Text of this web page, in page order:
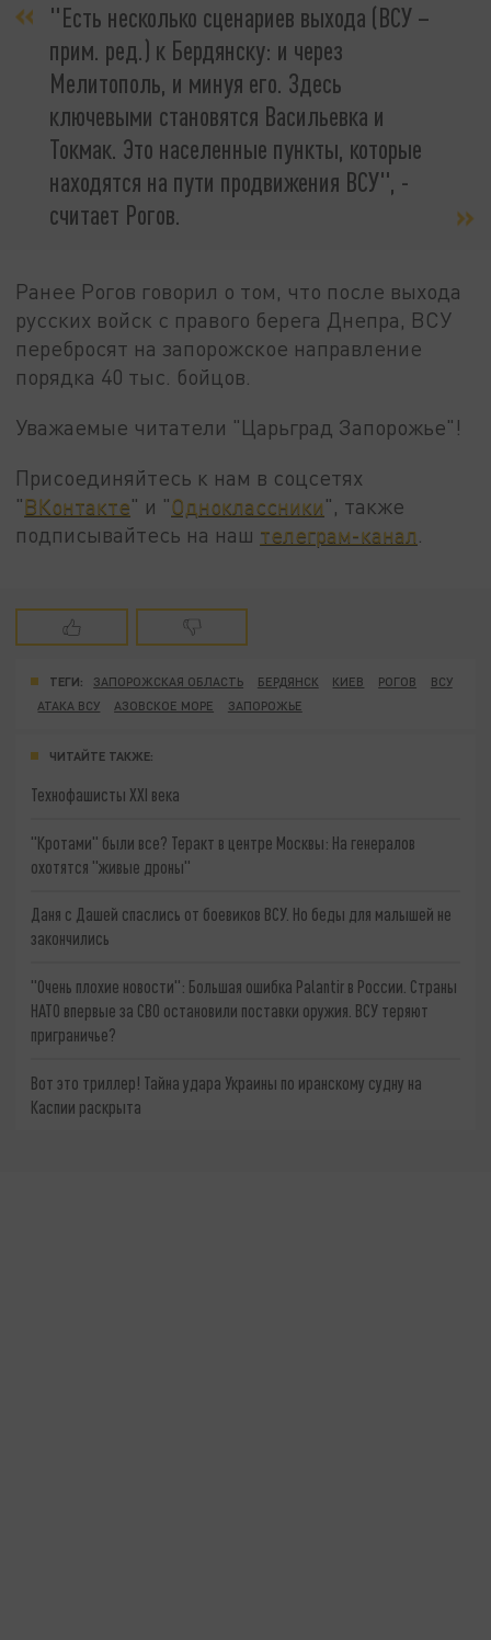
"Есть несколько сценариев выхода (ВСУ –
прим. ред.) к Бердянску: и через
Мелитополь, и минуя его. Здесь
ключевыми становятся Васильевка и
Токмак. Это населенные пункты, которые
находятся на пути продвижения ВСУ", -
считает Рогов.
Ранее Рогов говорил о том, что после выхода
русских войск с правого берега Днепра, ВСУ
перебросят на запорожское направление
порядка 40 тыс. бойцов.
Уважаемые читатели "Царьград Запорожье"!
Присоединяйтесь к нам в соцсетях
"ВКонтакте" и "Одноклассники", также
подписывайтесь на наш телеграм-канал
ТЕГИ: ЗАПОРОЖСКАЯ ОБЛАСТЬ БЕРДЯНСК КИЕВ РОГОВ
ВСУ
АТАКА ВСУ
АЗОВСКОЕ МОРЕ ЗАПОРОЖЬЕ
ЧИТАЙТЕ ТАКЖЕ:
Технофашисты XXI века
"Кротами" были все? Теракт в центре Москвы: На генералов
охотятся "живые дроны"
Даня с Дашей спаслись от боевиков ВСУ. Но беды для малышей не
закончились
"Очень плохие новости": Большая ошибка Palantir в России. Страны
НАТО впервые за СВО остановили поставки оружия. ВСУ теряют
приграничье?
Вот это триллер! Тайна удара Украины по иранскому судну на
Каспии раскрыта